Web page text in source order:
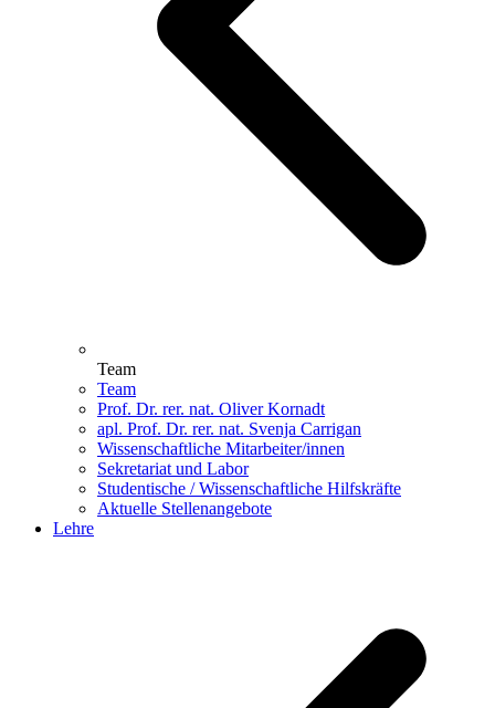
Team
Team
Prof. Dr. rer. nat. Oliver Kornadt
apl. Prof. Dr. rer. nat. Svenja Carrigan
Wissenschaftliche Mitarbeiter/innen
Sekretariat und Labor
Studentische / Wissenschaftliche Hilfskräfte
Aktuelle Stellenangebote
Lehre